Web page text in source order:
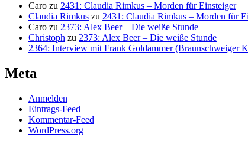
Caro zu 2431: Claudia Rimkus – Morden für Einsteiger
Claudia Rimkus zu 2431: Claudia Rimkus – Morden für
Caro zu 2373: Alex Beer – Die weiße Stunde
Christoph zu 2373: Alex Beer – Die weiße Stunde
2364: Interview mit Frank Goldammer (Braunschweiger
Meta
Anmelden
Eintrags-Feed
Kommentar-Feed
WordPress.org